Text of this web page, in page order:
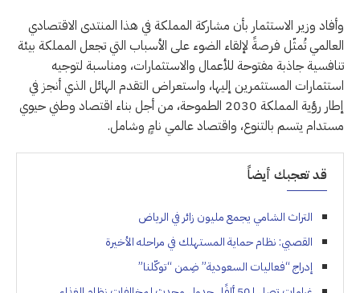
وأفاد وزير الاستثمار بأن مشاركة المملكة في هذا المنتدى الاقتصادي
العالمي تُمثّل فرصةً لإلقاء الضوء على الأسباب التي تجعل المملكة بيئة
تنافسية جاذبة مفتوحة للأعمال والاستثمارات، ومناسبة لتوجيه
استثمارات المستثمرين إليها، واستعراض التقدم الهائل الذي أنجز في
إطار رؤية المملكة 2030 الطموحة، من أجل بناء اقتصاد وطني حيوي
مستدام يتسم بالتنوع، واقتصاد عالمي نامٍ وشامل.
قد تعجبك أيضاً
التراث الشامي يجمع مليون زائر في الرياض
القصبي: نظام حماية المستهلك في مراحله الأخيرة
إدراج “فعاليات السعودية” ضِمن “توكّلنا”